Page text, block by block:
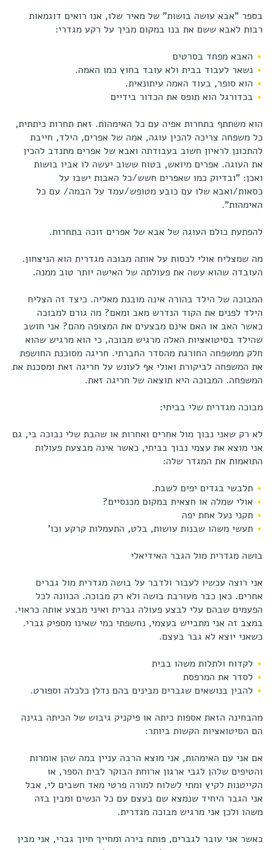
בספר "אבא עושה בושות" של מאיר שלו, אנו רואים דוגמאות
רבות לאבא ששם את בנו במקום מביך על רקע מגדרי:
האבא מפחד בסרטים
נשאר לעבוד בבית ולא עובד בחוץ כמו האמה.
הוא סופר, בעוד האמה עיתונאית.
בכדורגל הוא תופס את הכדור בידיים
הוא משתתף בתחרות אפיה עם כל האימהות. זאת תחרות כיתתית,
כל משפחה צריכה להכין עוגה, אמה של אפרים, הילד, חייבת
להתכונן לראיון חשוב בעבודתה ואבא של אפרים מתנדב להכין
את העוגה. אפרים מיואש, בטוח ששוב יעשה לו אביו בושות
ואכן: "ובדיוק כמו שאפרים חשש/כל האבות ישבו על
כסאות/ואבא שלו עם כובע מטופש/עמד על הבמה/ עם כל
האימהות".
להפתעת כולם העוגה של אבא של אפרים זוכה בתחרות.
מה שמצליח אולי לכסות על אותה מבוכה מגדרית הוא הניצחון.
העובדה שהוא עשה את פעולתה של האישה יותר טוב ממנה.
המבוכה של הילד בהורה אינה מובנת מאליה. כיצד זה הצליח
הילד לפנים את הקוד הנדרש מאב ומאם? מה גורם למבוכה
כאשר האב או האם אינם מבצעים את המצופה מהם? אני חושב
שהילד בסיטואציות האלה מרגיש מבוכה, כי הוא מרגיש שהוא
חלק ממשפחה החורגת מהסדר החברתי. חריגה מסוכנת החושפת
את המשפחה לביקורת ואולי אף לעונש על חריגה זאת ומסכנת את
המשפחה. המבוכה היא תוצאה של חריגה זאת.
מבוכה מגדרית שלי בביתי:
לא רק שאני נבוך מול אחרים ואחרות או שהבת שלי נבוכה בי, גם
אני מוצא את עצמי נבוך בביתי, כאשר אינה מבצעת פעולות
התואמות את המגדר שלה:
תלבשי בגדים יפים לשבת.
אולי שמלה או חצאית במקום מכנסיים?
תקני נעל אחת יפה
תעשי משהו שבנות עושות, בלט, התעמלות קרקע וכו'
בושה מגדרית מול הגבר האידיאלי
אני רוצה עכשיו לעבור ולדבר על בושה מגדרית מול גברים
אחרים. כאן כבר מעורבת בושה ולא רק מבוכה. הכוונה לכל
הפעמים שבהם עלי לבצע פעולה גברית ואיני מבצע אותה כראוי.
במצב זה אני מתבייש בעצמי, נחשפתי כמי שאינו מספיק גברי.
כשאני יוצא לא גבר בעצם.
לקדוח ולתלות משהו בבית
לסדר את המרפסת
להבין בנושאים שגברים מבינים בהם נדלן כלכלה וספורט.
מהבחינה הזאת אספות כיתה או פיקניק גיבוש של הכיתה בגינה
הם הסיטואציות הקשות ביותר:
אם אני עם האימהות, אני מוצא הרבה עניין במה שהן אומרות
והטיפים שלהן לגבי ארגון ארוחת הבוקר לבית הספר, או
הקייטנות לקיץ ומתי לשלוח למורה פרטי מאד חשבים לי, אבל
אני הגבר היחיד שנמצא שם בעצם עם כל הנשים ומבין בזה
משהו ולכן אני מרגיש מבוכה מגדרית.
כאשר אני עובר לגברים, פותח בירה ומחייך חיוך גברי, אני מבין